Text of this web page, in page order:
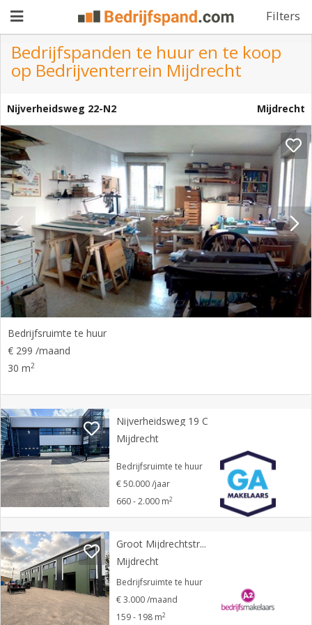
Filters
Pand
aanbieden
Pand
zoeken
Waarom
adverteren
Premium
adverteren
Blog
Registreren
Login
Bedrijfspanden te huur en te koop
op Bedrijventerrein Mijdrecht
Nijverheidsweg 22-N2 Mijdrecht
Bedrijfsruimte te huur
€ 299 /maand
30 m2
Nijverheidsweg 19 C
Mijdrecht
Bedrijfsruimte te huur
€ 50.000 /jaar
660 - 2.000 m2
Groot Mijdrechtstraat 35 A 0 ong
Mijdrecht
Bedrijfsruimte te huur
€ 3.000 /maand
159 - 198 m2